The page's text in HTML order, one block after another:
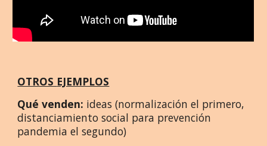
OTROS EJEMPLOS
Qué venden: ideas (normalización el primero,
distanciamiento social para prevención
pandemia el segundo)